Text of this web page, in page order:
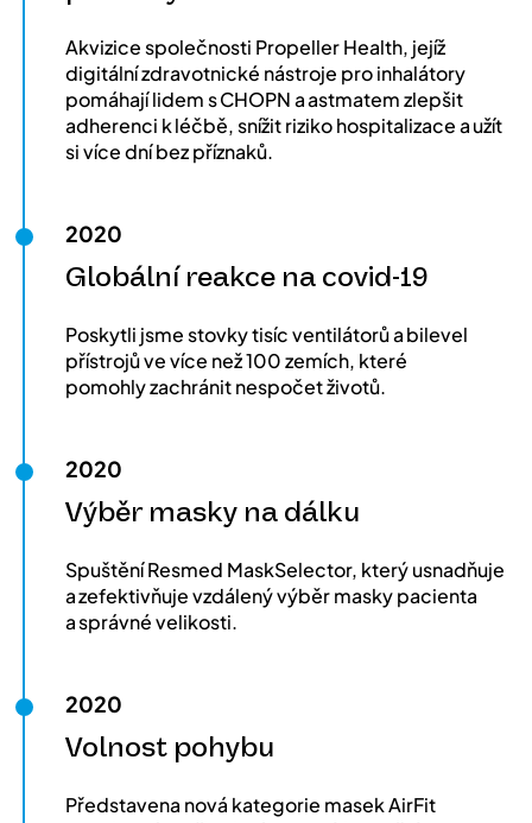
Akvizice společnosti Propeller Health, jejíž
digitální zdravotnické nástroje pro inhalátory
pomáhají lidem s CHOPN a astmatem zlepšit
adherenci k léčbě, snížit riziko hospitalizace a užít
si více dní bez příznaků.
2020
Globální reakce na covid-19
Poskytli jsme stovky tisíc ventilátorů a bilevel
přístrojů ve více než 100 zemích, které
pomohly zachránit nespočet životů.
2020
Výběr masky na dálku
Spuštění Resmed MaskSelector, který usnadňuje
a zefektivňuje vzdálený výběr masky pacienta
a správné velikosti.
2020
Volnost pohybu
Představena nová kategorie masek AirFit